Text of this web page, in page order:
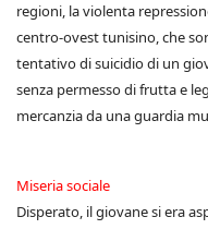
regioni, la violenta
centro-ovest tunisino, che
tentativo di suicidio di un
senza permesso di frutta e
mercanzia da una guardia
Miseria sociale
Disperato, il giovane si era